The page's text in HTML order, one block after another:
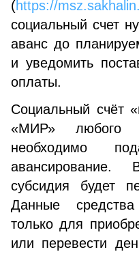
(https://
социальный счет
аванс до
и уведомить
оплаты.
Социальный счёт
«МИР» любого
необходимо
субсидия будет
Данные
только для
или перевести